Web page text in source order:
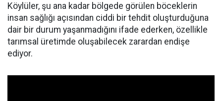
Köylüler, şu ana kadar bölgede görülen böceklerin
insan sağlığı açısından ciddi bir tehdit oluşturduğuna
dair bir durum yaşanmadığını ifade ederken, özellikle
tarımsal üretimde oluşabilecek zarardan endişe
ediyor.